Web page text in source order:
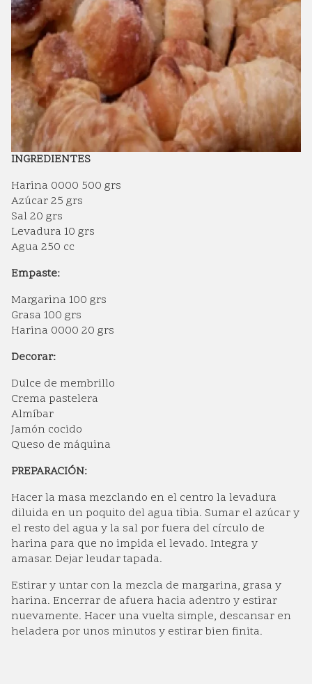
INGREDIENTES
Harina 0000 500 grs
Azúcar 25 grs
Sal 20 grs
Levadura 10 grs
Agua 250 cc
Empaste:
Margarina 100 grs
Grasa 100 grs
Harina 0000 20 grs
Decorar:
Dulce de membrillo
Crema pastelera
Almíbar
Jamón cocido
Queso de máquina
PREPARACIÓN:
Hacer la masa mezclando en el centro la levadura
diluida en un poquito del agua tibia. Sumar el azúcar y
el resto del agua y la sal por fuera del círculo de
harina para que no impida el levado. Integra y
amasar. Dejar leudar tapada.
Estirar y untar con la mezcla de margarina, grasa y
harina. Encerrar de afuera hacia adentro y estirar
nuevamente. Hacer una vuelta simple, descansar en
heladera por unos minutos y estirar bien finita.